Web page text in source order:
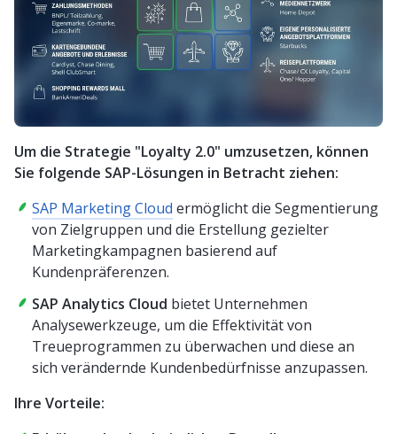
Um die Strategie "Loyalty 2.0" umzusetzen, können
Sie folgende SAP-Lösungen in Betracht ziehen:
SAP Marketing Cloud ermöglicht die Segmentierung
von Zielgruppen und die Erstellung gezielter
Marketingkampagnen basierend auf
Kundenpräferenzen.
SAP Analytics Cloud bietet Unternehmen
Analysewerkzeuge, um die Effektivität von
Treueprogrammen zu überwachen und diese an
sich verändernde Kundenbedürfnisse anzupassen.
Ihre Vorteile: